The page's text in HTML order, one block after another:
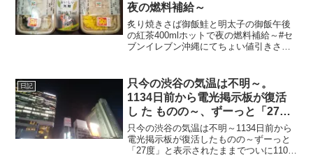
夜の燃料補給～
炙り焼きさば御飯鮭と明太子の御飯午後
の紅茶400mlホットで夜の燃料補給～#セ
ブンイレブン沖縄にてちょい値引きされ
#okinawa #naha #鯖 ...
日記
只今の渋谷の気温は不明～。
1134日前から電光掲示板が復活
し た ものの～、ずーっと「27
度」と表示されたままで、ついに
1106日 前か ら電源オフ状態
只今の渋谷の気温は不明～1134日前から
電光掲示板が復活したものの～ずーっと
「27度」と表示されたままでついに1106